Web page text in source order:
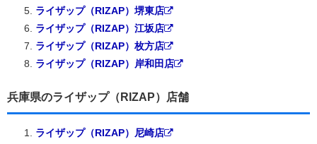
ライザップ（RIZAP）堺東店
ライザップ（RIZAP）江坂店
ライザップ（RIZAP）枚方店
ライザップ（RIZAP）岸和田店
兵庫県のライザップ（RIZAP）店舗
ライザップ（RIZAP）尼崎店